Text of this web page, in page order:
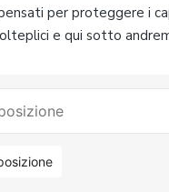
per proteggere i
e qui sotto